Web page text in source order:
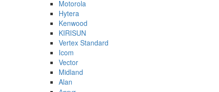
Motorola
Hytera
Kenwood
KIRISUN
Vertex Standard
Icom
Vector
Midland
Alan